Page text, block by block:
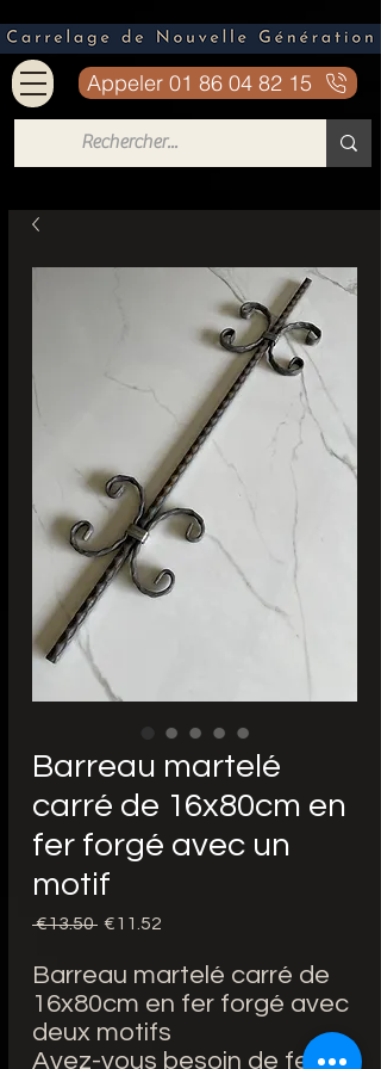
Appeler 01 86 04 82 15
Barreau martelé
carré de 16x80cm en
fer forgé avec un
motif
€13.50 Regular
€11.52
Barreau martelé carré de
16x80cm en fer forgé avec
deux motifs
Avez-vous besoin de fers